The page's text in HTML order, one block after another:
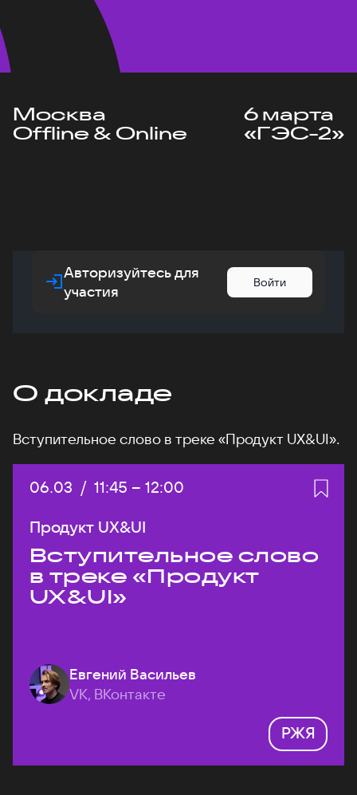
Москва
Offline & Online
6 марта
«ГЭС-2»
Авторизуйтесь для
участия
Войти
О докладе
Вступительное слово в треке «Продукт UX&UI».
Дата:
06.03 / Начало:
11:45 – Конец:
12:00
Продукт UX&UI
Вступительное слово
в треке «Продукт
UX&UI»
Евгений Васильев
VK, ВКонтакте
РЖЯ